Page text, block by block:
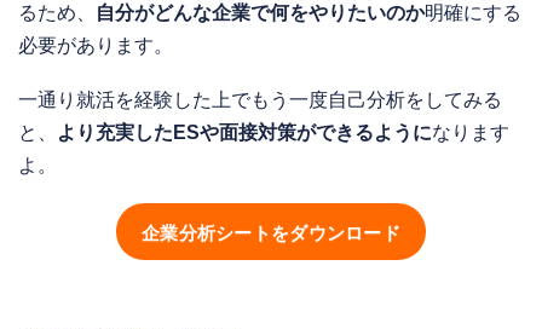
るため、
自分がどんな企業で何をやりたいのか明確にする
必要があります。
一通り就活を経験した上でもう一度自己分析をしてみる
と、
より充実したESや面接対策ができるようになります
よ。
企業分析シートをダウンロード